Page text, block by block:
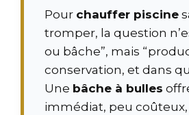
Pour chauffer piscine
tromper, la question
ou bâche”, mais
conservation, et dans
Une bâche à bulles
immédiat, peu